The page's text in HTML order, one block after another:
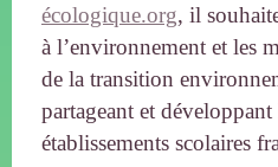
écologique.org, il
à l’environnement et les
de la transition
partageant et
établissements scolaires